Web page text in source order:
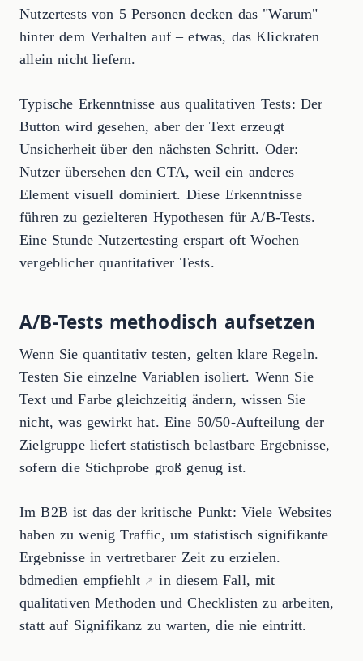
Nutzertests von 5 Personen decken das "Warum"
hinter dem Verhalten auf – etwas, das Klickraten
allein nicht liefern.
Typische Erkenntnisse aus qualitativen Tests: Der
Button wird gesehen, aber der Text erzeugt
Unsicherheit über den nächsten Schritt. Oder:
Nutzer übersehen den CTA, weil ein anderes
Element visuell dominiert. Diese Erkenntnisse
führen zu gezielteren Hypothesen für A/B-Tests.
Eine Stunde Nutzertesting erspart oft Wochen
vergeblicher quantitativer Tests.
A/B-Tests methodisch aufsetzen
Wenn Sie quantitativ testen, gelten klare Regeln.
Testen Sie einzelne Variablen isoliert. Wenn Sie
Text und Farbe gleichzeitig ändern, wissen Sie
nicht, was gewirkt hat. Eine 50/50-Aufteilung der
Zielgruppe liefert statistisch belastbare Ergebnisse,
sofern die Stichprobe groß genug ist.
Im B2B ist das der kritische Punkt: Viele Websites
haben zu wenig Traffic, um statistisch signifikante
Ergebnisse in vertretbarer Zeit zu erzielen.
bdmedien empfiehlt
in diesem Fall, mit
qualitativen Methoden und Checklisten zu arbeiten,
statt auf Signifikanz zu warten, die nie eintritt.